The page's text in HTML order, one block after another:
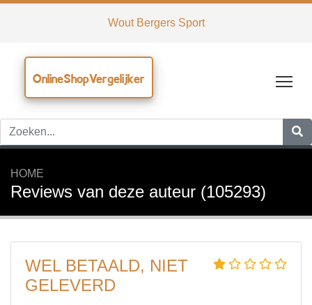
Wout Bergers Sport
OnlineShopVergelijker
HOME
Reviews van deze auteur (105293)
WEL BETAALD, NIET
GELEVERD